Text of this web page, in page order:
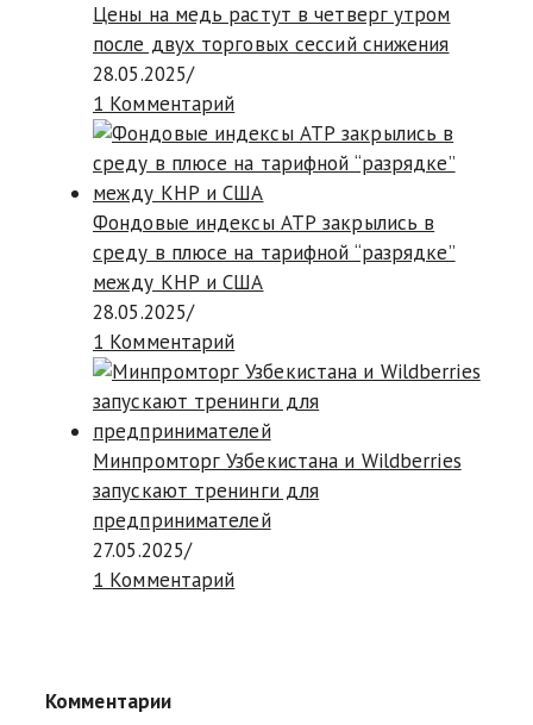
Цены на медь растут в четверг утром
после двух торговых сессий снижения
28.05.2025/
1 Комментарий
Фондовые индексы АТР закрылись в
среду в плюсе на тарифной “разрядке”
между КНР и США
28.05.2025/
1 Комментарий
Минпромторг Узбекистана и Wildberries
запускают тренинги для
предпринимателей
27.05.2025/
1 Комментарий
Комментарии